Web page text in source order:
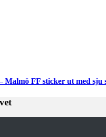
FF sticker ut med sju